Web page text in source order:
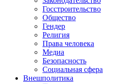
Госстроительство
Общество
Гендер
Религия
Права человека
Медиа
Безопасность
Социальная сфера
Внешполитика